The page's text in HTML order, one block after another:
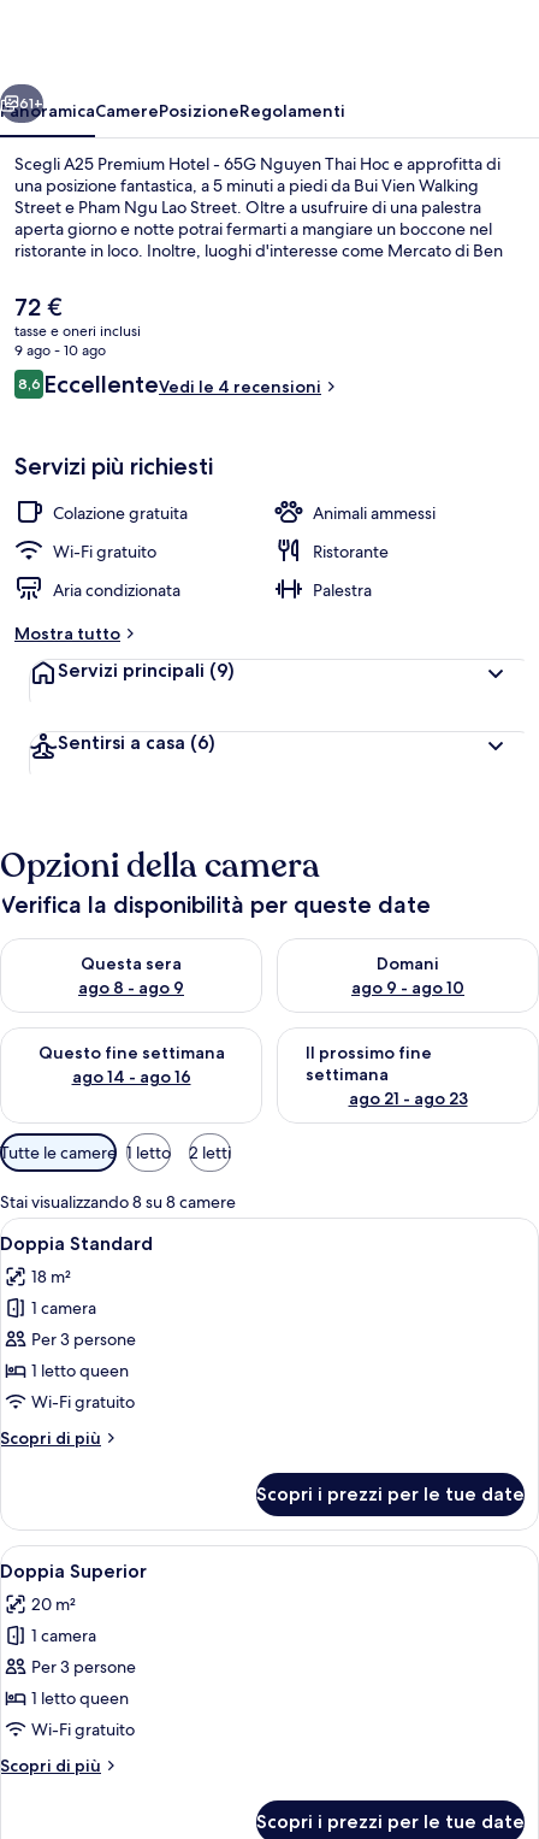
Nguyen
Thai
Hoc
Avanti
61+
PanoramicaCamerePosizioneRegolamenti
Scegli A25 Premium Hotel - 65G Nguyen Thai Hoc e approfitta di
una posizione fantastica, a 5 minuti a piedi da Bui Vien Walking
Street e Pham Ngu Lao Street. Oltre a usufruire di una palestra
aperta giorno e notte potrai fermarti a mangiare un boccone nel
ristorante in loco. Inoltre, luoghi d'interesse come Mercato di Ben
è vicina ai mezzi pubblici: Stazione metro di Ben Thanh si trova a 8
min di distanza.
Il
prezzo
attuale
è
72 €
72 €
tasse e oneri inclusi
9 ago - 10 ago
Recensioni
8,68,6 su 10
EccellenteVedi le 4 recensioni
Servizi più richiesti
Colazione gratuita
Animali ammessi
Wi-Fi gratuito
Ristorante
Aria condizionata
Palestra
Mostra tutto
Servizi principali (9)
Sentirsi a casa (6)
Opzioni della camera
Verifica la disponibilità per queste date
Questa sera
ago 8 - ago 9
Verifica la disponibilità per questa sera, ago 8 - ago 9
Domani
ago 9 - ago 10
Verifica la disponibilità per
Questo fine settimana
ago 14 - ago 16
Verifica la disponibilità per questo fine settimana, ago 14 -
Il prossimo fine
settimana
ago 21 - ago 23
Verifica la disponibilità per il
Filtri
disponibili
per
le
camere
Tutte le camere 1 letto 2 letti
Stai visualizzando 8 su 8 camere
Apri
tutte
le
foto
per
Doppia
Standard
Una camera d'albergo con un letto,
7
Doppia Standard
18 m²
1 camera
Per 3 persone
1 letto queen
Wi-Fi gratuito
Scopri di più
Altri
Standard
Scopri i prezzi per le tue date
Apri
tutte
le
foto
per
Doppia
Superior
Una camera d'albergo moderna
8
Doppia Superior
20 m²
1 camera
Per 3 persone
1 letto queen
Wi-Fi gratuito
Scopri di più
Altri
Scopri i prezzi per le tue date